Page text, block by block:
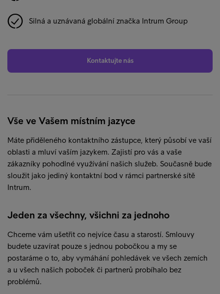
Silná a uznávaná globální značka Intrum Group
Kontaktujte nás
Vše ve Vašem místním jazyce
Máte přiděleného kontaktního zástupce, který působí ve vaší
oblasti a mluví vaším jazykem. Zajistí pro vás a vaše
zákazníky pohodlné využívání našich služeb. Současně bude
sloužit jako jediný kontaktní bod v rámci partnerské sítě
Intrum.
Jeden za všechny, všichni za jednoho
Chceme vám ušetřit co nejvíce času a starostí. Smlouvy
budete uzavírat pouze s jednou pobočkou a my se
postaráme o to, aby vymáhání pohledávek ve všech zemích
a u všech našich poboček či partnerů probíhalo bez
problémů.